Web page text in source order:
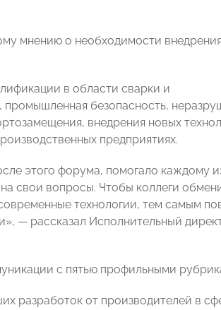
мнению о необходимости внедрения
в области сварки и
промышленная безопасность,
внедрения новых
предприятиях.
этого форума, помогало каждому
свои вопросы. Чтобы коллеги
технологии, тем самым
— рассказал Исполнительный
с пятью профильными
разработок от производителей в